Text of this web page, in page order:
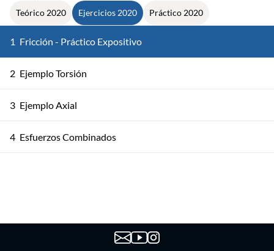
Teórico 2020 Ejercicios 2020 Práctico 2020
1 Fricción - Práctico Expositivo
2 Ejemplo Torsión
3 Ejemplo Axial
4 Esfuerzos Combinados